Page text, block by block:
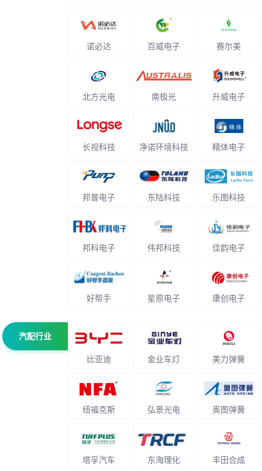
诺必达 百威电子 赛尔美
北方光电 南极光 升威电子
长视科技 净诺环境科技 精体电子
邦普电子 东陆科技 乐图科技
邦科电子 伟邦科技 佳韵电子
好帮手 星原电子 康创电子
汽配行业
比亚迪 金业车灯 美力弹簧
纽福克斯 弘景光电 奥图弹簧
塔孚汽车 东海理化 丰田合成